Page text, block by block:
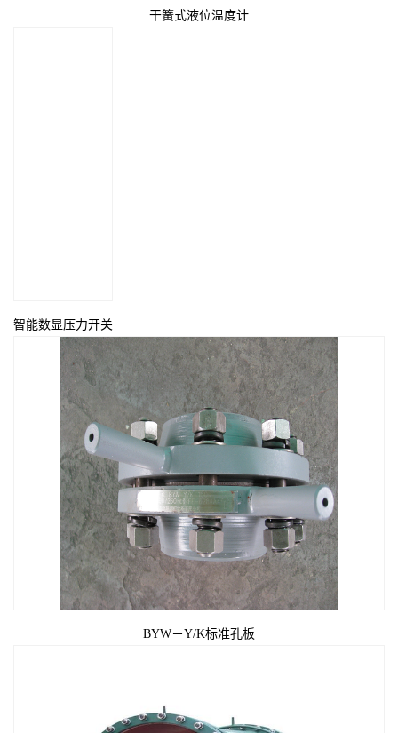
干簧式液位温度计
智能数显压力开关
BYW－Y/K标准孔板